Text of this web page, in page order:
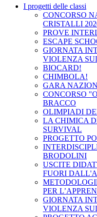
I progetti delle classi
CONCORSO
CRISTALLI
PROVE
ESCAPE
GIORNATA
VIOLENZA
BIOCARD!
CHIMBOLA!
GARA
CONCORSO
BRACCO
OLIMPIADI
LA CHIMICA
SURVIVAL
PROGETTO
BRODOLINI
USCITE
FUORI
PER
GIORNATA
VIOLENZA